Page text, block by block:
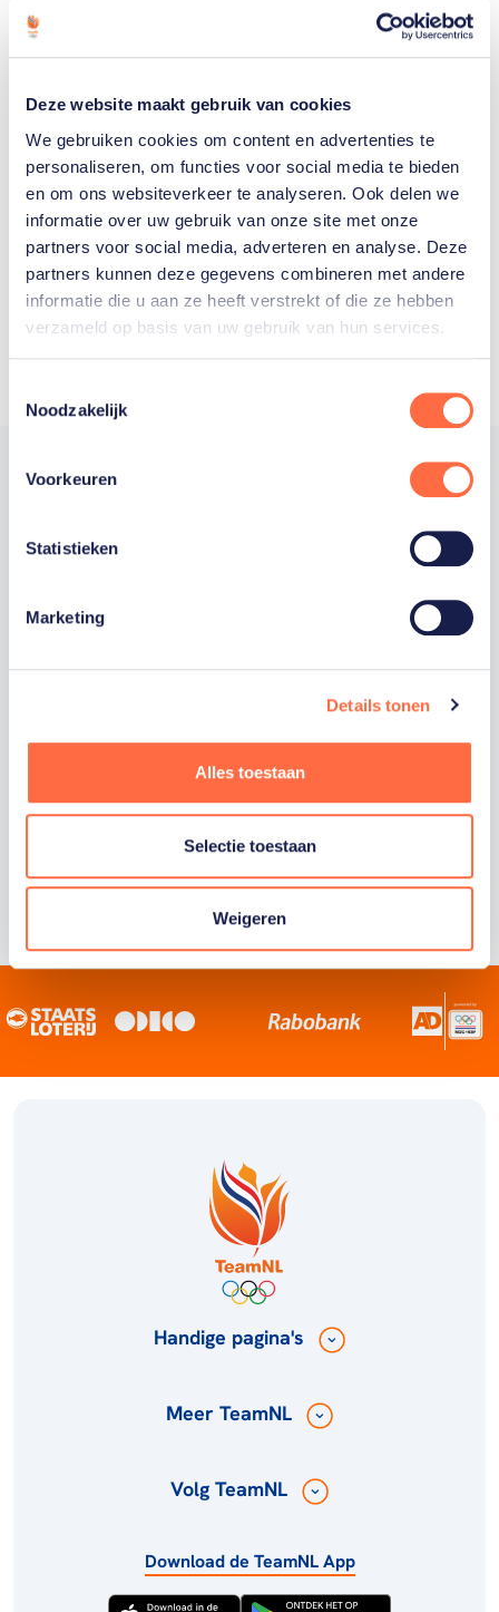
Deze website maakt gebruik van cookies
We gebruiken cookies om content en advertenties te
personaliseren, om functies voor social media te bieden
en om ons websiteverkeer te analyseren. Ook delen we
informatie over uw gebruik van onze site met onze
partners voor social media, adverteren en analyse. Deze
partners kunnen deze gegevens combineren met andere
informatie die u aan ze heeft verstrekt of die ze hebben
verzameld op basis van uw gebruik van hun services.
Noodzakelijk
Voorkeuren
Statistieken
Marketing
Details tonen
Alles toestaan
Selectie toestaan
Weigeren
Welke Nederlanders hebben er
ooit meegedaan aan de
Olympische Spelen?
Trotse hoofdsponsor
Staatsloterij is trotse hoofdsponsor van
sportiefste land van de wereld maken.
Handige pagina's
Meer TeamNL
Volg TeamNL
Download de TeamNL App